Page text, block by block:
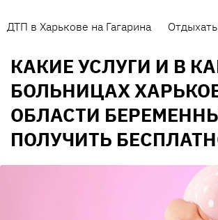
ДТП в Харькове на Гагарина
КАКИЕ УСЛУГИ И В
БОЛЬНИЦАХ
ОБЛАСТИ
ПОЛУЧИТЬ